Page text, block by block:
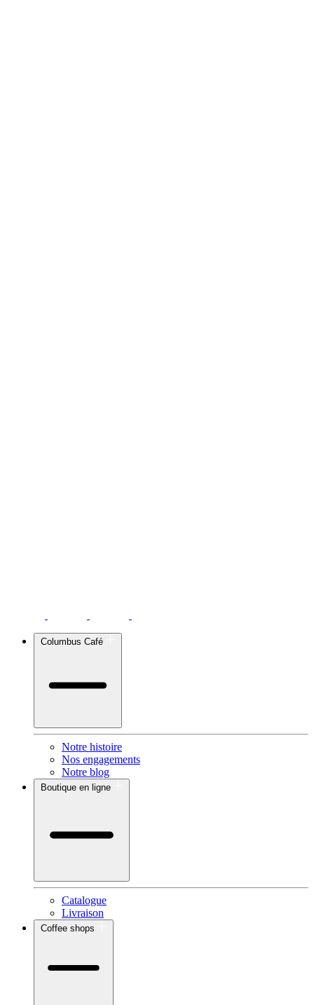
Columbus Café
Notre histoire
Nos engagements
Notre blog
Boutique en ligne
Catalogue
Livraison
Coffee shops